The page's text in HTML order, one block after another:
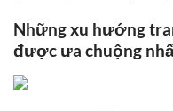
Những xu hướng
được ưa chuộng